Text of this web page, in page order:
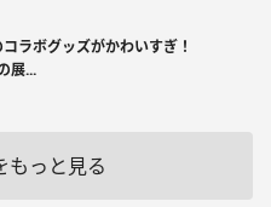
コラボグッズがかわいすぎ！
展...
もっと見る